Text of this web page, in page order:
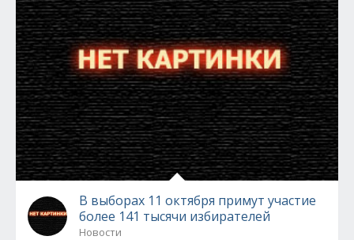
В выборах 11 октября примут участие
более 141 тысячи избирателей
Новости